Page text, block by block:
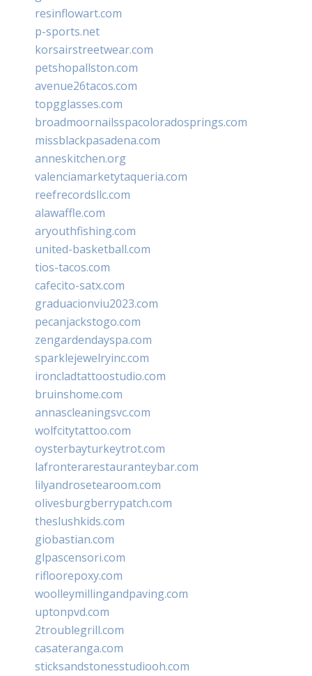
resinflowart.com
p-sports.net
korsairstreetwear.com
petshopallston.com
avenue26tacos.com
topgglasses.com
broadmoornailsspacoloradosprings.com
missblackpasadena.com
anneskitchen.org
valenciamarketytaqueria.com
reefrecordsllc.com
alawaffle.com
aryouthfishing.com
united-basketball.com
tios-tacos.com
cafecito-satx.com
graduacionviu2023.com
pecanjackstogo.com
zengardendayspa.com
sparklejewelryinc.com
ironcladtattoostudio.com
bruinshome.com
annascleaningsvc.com
wolfcitytattoo.com
oysterbayturkeytrot.com
lafronterarestauranteybar.com
lilyandrosetearoom.com
olivesburgberrypatch.com
theslushkids.com
giobastian.com
glpascensori.com
rifloorepoxy.com
woolleymillingandpaving.com
uptonpvd.com
2troublegrill.com
casateranga.com
sticksandstonesstudiooh.com